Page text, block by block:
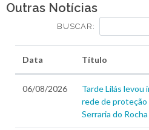
Outras Notícias
BUSCAR:
Data Título
06/08/2026
Tarde Lilás levou
rede de proteção
Serraria do Rocha